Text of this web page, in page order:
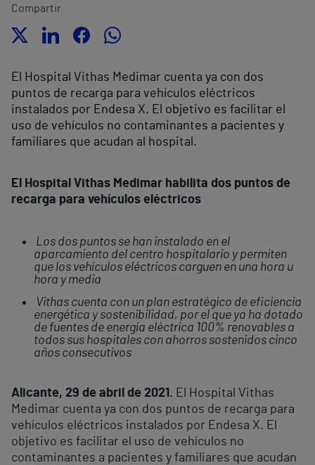
Compartir
El Hospital Vithas Medimar cuenta ya con dos
puntos de recarga para vehículos eléctricos
instalados por Endesa X. El objetivo es facilitar el
uso de vehículos no contaminantes a pacientes y
familiares que acudan al hospital.
El Hospital Vithas Medimar habilita dos puntos de
recarga para vehículos eléctricos
Los dos puntos se han instalado en el
aparcamiento del centro hospitalario y permiten
que los vehículos eléctricos carguen en una hora u
hora y media
Vithas cuenta con un plan estratégico de eficiencia
energética y sostenibilidad, por el que ya ha dotado
de fuentes de energía eléctrica 100% renovables a
todos sus hospitales con ahorros sostenidos cinco
años consecutivos
Alicante, 29 de abril de 2021. El Hospital Vithas
Medimar cuenta ya con dos puntos de recarga para
vehículos eléctricos instalados por Endesa X. El
objetivo es facilitar el uso de vehículos no
contaminantes a pacientes y familiares que acudan